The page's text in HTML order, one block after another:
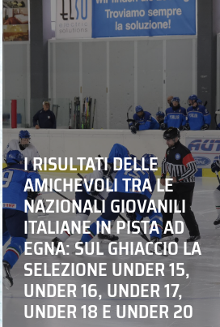
I RISULTATI DELLE
AMICHEVOLI TRA LE
NAZIONALI GIOVANILI
ITALIANE IN PISTA AD
EGNA: SUL GHIACCIO LA
SELEZIONE UNDER 15,
UNDER 16, UNDER 17,
UNDER 18 E UNDER 20